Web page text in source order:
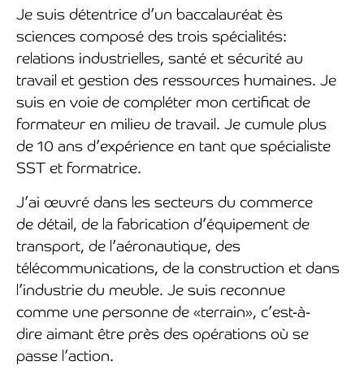
Je suis détentrice d’un baccalauréat ès
sciences composé des trois spécialités:
relations industrielles, santé et sécurité au
travail et gestion des ressources humaines. Je
suis en voie de compléter mon certificat de
formateur en milieu de travail. Je cumule plus
de 10 ans d’expérience en tant que spécialiste
SST et formatrice.
J’ai œuvré dans les secteurs du commerce
de détail, de la fabrication d’équipement de
transport, de l’aéronautique, des
télécommunications, de la construction et dans
l’industrie du meuble. Je suis reconnue
comme une personne de «terrain», c’est-à-
dire aimant être près des opérations où se
passe l’action.